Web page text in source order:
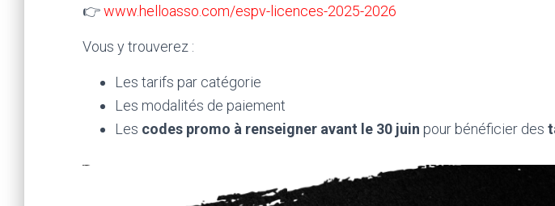
👉www.helloasso.com/espv-licences-2025-2026
Vous y trouverez :
Les tarifs par catégorie
Les modalités de paiement
Les codes promo à renseigner avant le 30 juin pour bénéficier des